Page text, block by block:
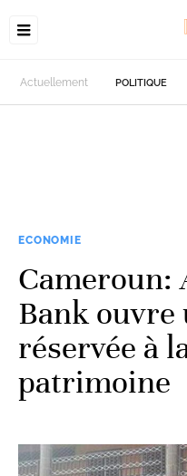
Actuellement POLITIQUE
ECONOMIE
Bank ouvre
réservée à
patrimoine